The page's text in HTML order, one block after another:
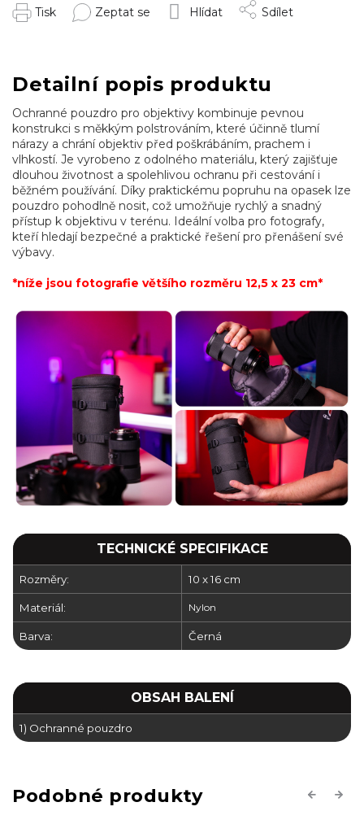
Tisk Zeptat se Hlídat Sdílet
Detailní popis produktu
Ochranné pouzdro pro objektivy kombinuje pevnou
konstrukci s měkkým polstrováním, které účinně tlumí
nárazy a chrání objektiv před poškrábáním, prachem i
vlhkostí. Je vyrobeno z odolného materiálu, který zajišťuje
dlouhou životnost a spolehlivou ochranu při cestování i
běžném používání. Díky praktickému popruhu na opasek lze
pouzdro pohodlně nosit, což umožňuje rychlý a snadný
přístup k objektivu v terénu. Ideální volba pro fotografy,
kteří hledají bezpečné a praktické řešení pro přenášení své
výbavy.
*níže jsou fotografie většího rozměru 12,5 x 23 cm*
TECHNICKÉ SPECIFIKACE
Rozměry: 10 x 16 cm
Materiál: Nylon
Barva: Černá
OBSAH BALENÍ
1) Ochranné pouzdro
Previous
Next